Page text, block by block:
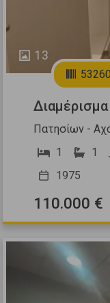
13
Πατησίων -
1
1
1975
110.000 €